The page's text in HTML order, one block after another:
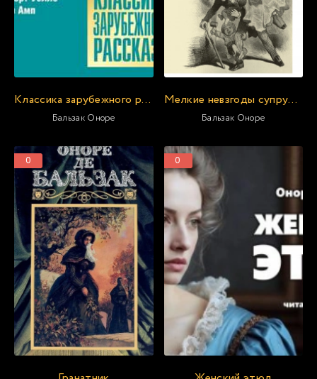
Классика зарубежного рассказа 15
Бальзак Оноре
Мелкие невзгоды супружеской жизни
Бальзак Оноре
0 0